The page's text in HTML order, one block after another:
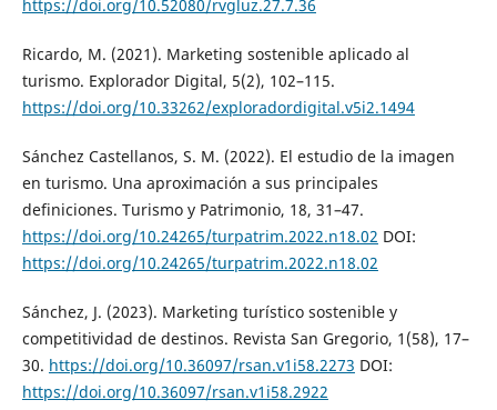
https://doi.org/10.52080/rvgluz.27.7.36
Ricardo, M. (2021). Marketing sostenible aplicado al
turismo. Explorador Digital, 5(2), 102–115.
https://doi.org/10.33262/exploradordigital.v5i2.1494
Sánchez Castellanos, S. M. (2022). El estudio de la imagen
en turismo. Una aproximación a sus principales
definiciones. Turismo y Patrimonio, 18, 31–47.
https://doi.org/10.24265/turpatrim.2022.n18.02 DOI:
https://doi.org/10.24265/turpatrim.2022.n18.02
Sánchez, J. (2023). Marketing turístico sostenible y
competitividad de destinos. Revista San Gregorio, 1(58), 17–
30. https://doi.org/10.36097/rsan.v1i58.2273 DOI:
https://doi.org/10.36097/rsan.v1i58.2922